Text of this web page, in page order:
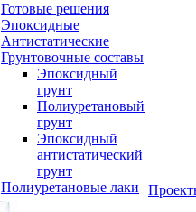
Готовые решения
Эпоксидные
Антистатические
Грунтовочные составы
Эпоксидный
грунт
Полиуретановый
грунт
Эпоксидный
антистатический
грунт
Полиуретановые лаки